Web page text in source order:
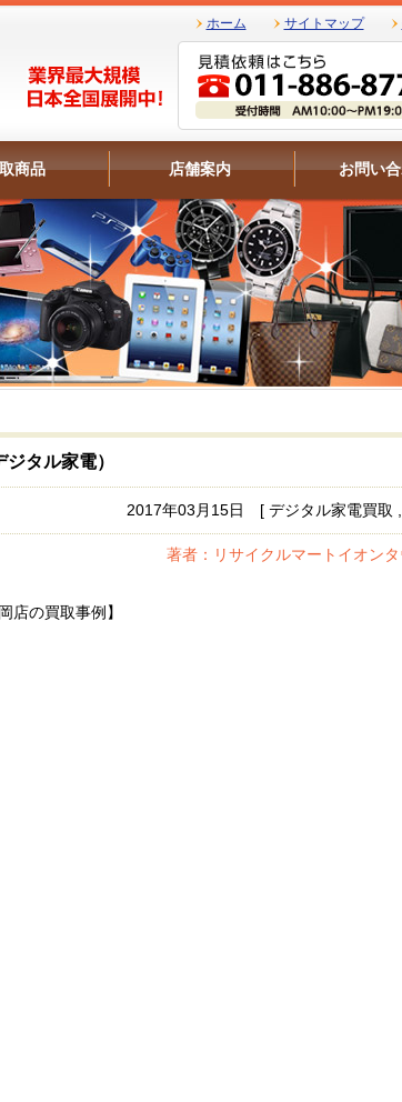
ホーム サイトマップ
商品 店舗案内 お問い
タル家電）
2017年03月15日 [ デジタル家電買取
著者：リサイクルマートイオン
店の買取事例】